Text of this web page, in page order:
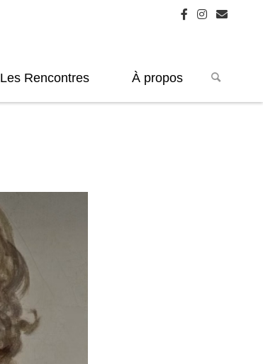
Les Rencontres À propos